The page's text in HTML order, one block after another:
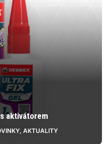
aktivátorem
, AKTUALITY